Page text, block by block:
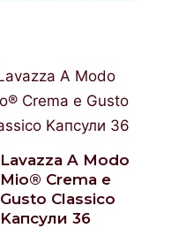
Lavazza A Modo
Mio® Crema e
Gusto Classico
Kапсули 36